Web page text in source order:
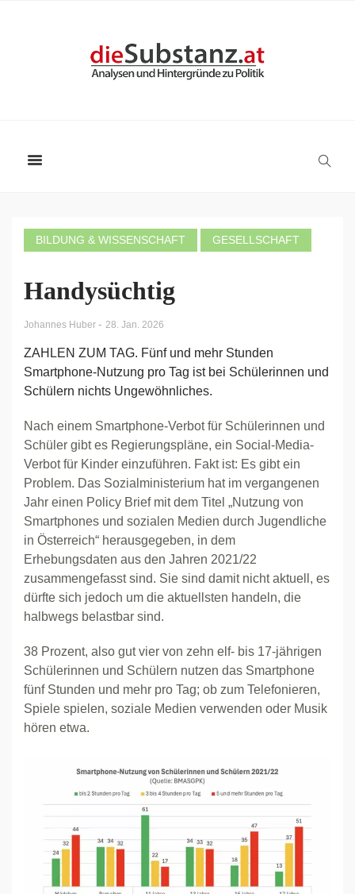
BILDUNG & WISSENSCHAFT GESELLSCHAFT
Handysüchtig
Johannes Huber - 28. Jan. 2026
ZAHLEN ZUM TAG. Fünf und mehr Stunden
Smartphone-Nutzung pro Tag ist bei Schülerinnen und
Schülern nichts Ungewöhnliches.
Nach einem Smartphone-Verbot für Schülerinnen und
Schüler gibt es Regierungspläne, ein Social-Media-
Verbot für Kinder einzuführen. Fakt ist: Es gibt ein
Problem. Das Sozialministerium hat im vergangenen
Jahr einen Policy Brief mit dem Titel „Nutzung von
Smartphones und sozialen Medien durch Jugendliche
in Österreich“ herausgegeben, in dem
Erhebungsdaten aus den Jahren 2021/22
zusammengefasst sind. Sie sind damit nicht aktuell, es
dürfte sich jedoch um die aktuellsten handeln, die
halbwegs belastbar sind.
38 Prozent, also gut vier von zehn elf- bis 17-jährigen
Schülerinnen und Schülern nutzen das Smartphone
fünf Stunden und mehr pro Tag; ob zum Telefonieren,
Spiele spielen, soziale Medien verwenden oder Musik
hören etwa.